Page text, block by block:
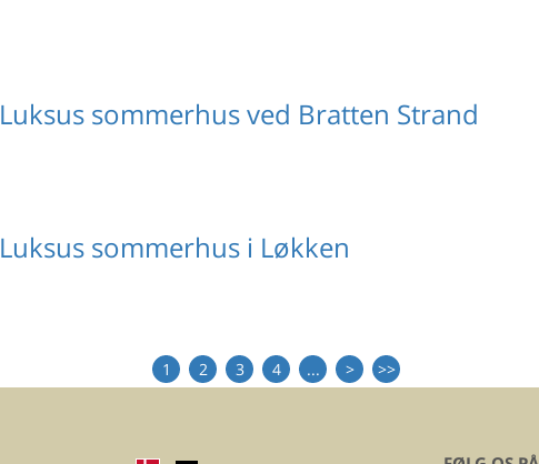
Luksus sommerhus ved Bratten Strand
Luksus sommerhus i Løkken
1 2 3 4 ... > >>